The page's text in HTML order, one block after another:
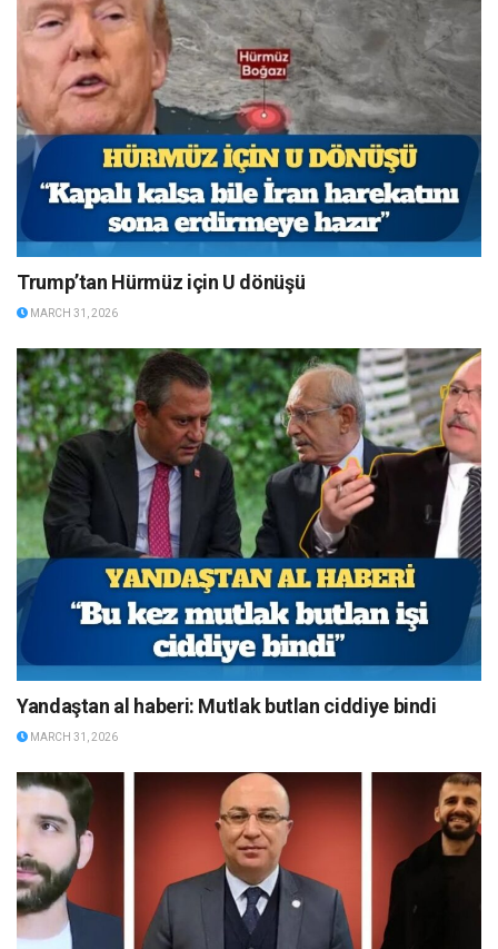
Trump’tan Hürmüz için U dönüşü
MARCH 31, 2026
Yandaştan al haberi: Mutlak butlan ciddiye bindi
MARCH 31, 2026